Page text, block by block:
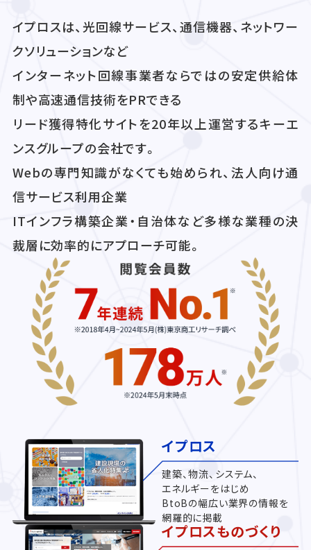
イプロスは、光回線サービス、通信機器、ネットワー
クソリューションなど
インターネット回線事業者ならではの安定供給体
制や高速通信技術をPRできる
リード獲得特化サイトを20年以上運営するキーエ
ンスグループの会社です。
Webの専門知識がなくても始められ、法人向け通
信サービス利用企業
ITインフラ構築企業・自治体など多様な業種の決
裁層に効率的にアプローチ可能。
イプロス
建築、物流、システム、
エネルギーをはじめ
BtoBの幅広い業界の情報を
網羅的に掲載
イプロスものづくり